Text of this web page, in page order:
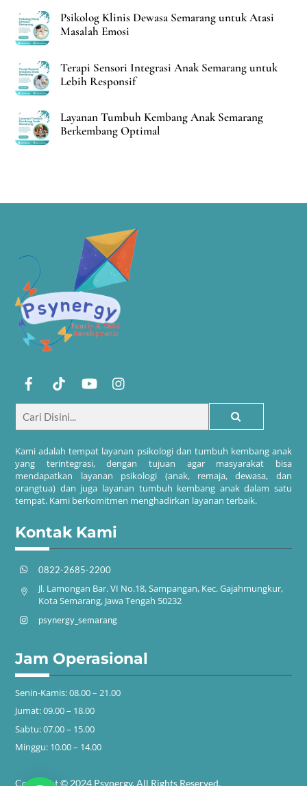
Psikolog Klinis Dewasa Semarang untuk Atasi
Masalah Emosi
Terapi Sensori Integrasi Anak Semarang untuk
Lebih Responsif
Layanan Tumbuh Kembang Anak Semarang
Berkembang Optimal
Kami adalah tempat layanan psikologi dan tumbuh kembang anak
yang terintegrasi, dengan tujuan agar masyarakat bisa
mendapatkan layanan psikologi (anak, remaja, dewasa, dan
orangtua) dan juga layanan tumbuh kembang anak dalam satu
tempat. Kami berkomitmen menghadirkan layanan terbaik.
Kontak Kami
0822-2685-2200
Jl. Lamongan Bar. VI No.18, Sampangan, Kec. Gajahmungkur,
Kota Semarang, Jawa Tengah 50232
psynergy_semarang
Jam Operasional
Senin-Kamis: 08.00 – 21.00
Jumat: 09.00 – 18.00
Sabtu: 07.00 – 15.00
Minggu: 10.00 – 14.00
Copyright © 2024 Psynergy. All Rights Reserved.